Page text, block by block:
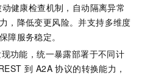
健康检查机制，自动隔离异常
，降低变更风险。并支持多维度
障服务稳定。
功能，统一暴露部署于不同计
到 A2A 协议的转换能力，